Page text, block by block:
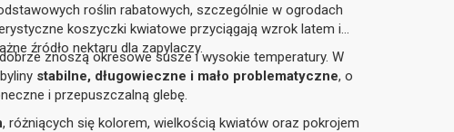
roślin rabatowych, szczególnie w ogrodach
koszyczki kwiatowe przyciągają wzrok latem i
źródło nektaru dla zapylaczy.
znoszą okresowe susze i wysokie temperatury. W
stabilne, długowieczne i mało problematyczne, o
i przepuszczalną glebę.
, różniących się kolorem, wielkością kwiatów oraz pokrojem